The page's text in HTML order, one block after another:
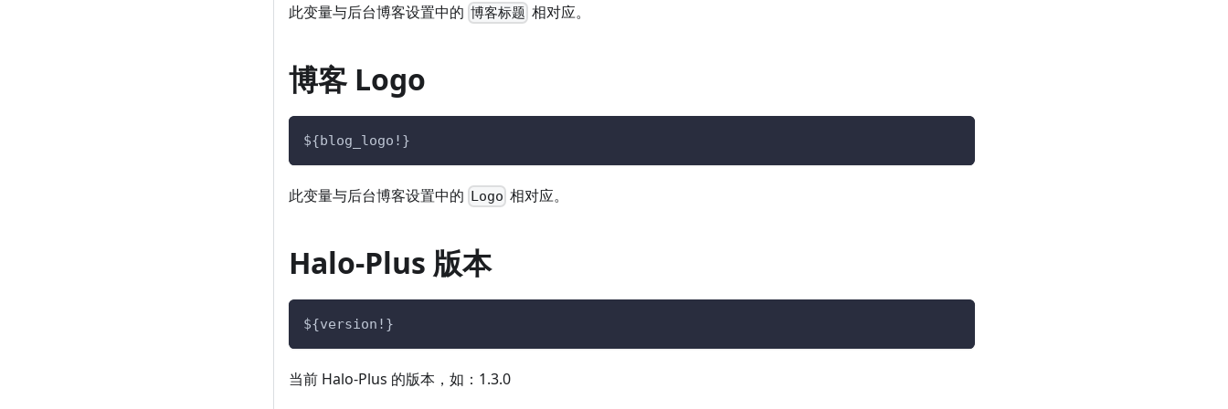
此变量与后台博客设置中的 博客标题 相对应。
博客 Logo
${blog_logo!}
此变量与后台博客设置中的 Logo 相对应。
Halo-Plus 版本
${version!}
当前 Halo-Plus 的版本，如：1.3.0